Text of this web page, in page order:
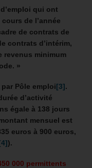
qui ont
de l’année
de contrats de
contrats d’intérim,
revenus minimum
»
Pôle emploi[3].
d’activité
égale à 138 jours
mensuel est
euros à 900 euros,
).
000 permittents